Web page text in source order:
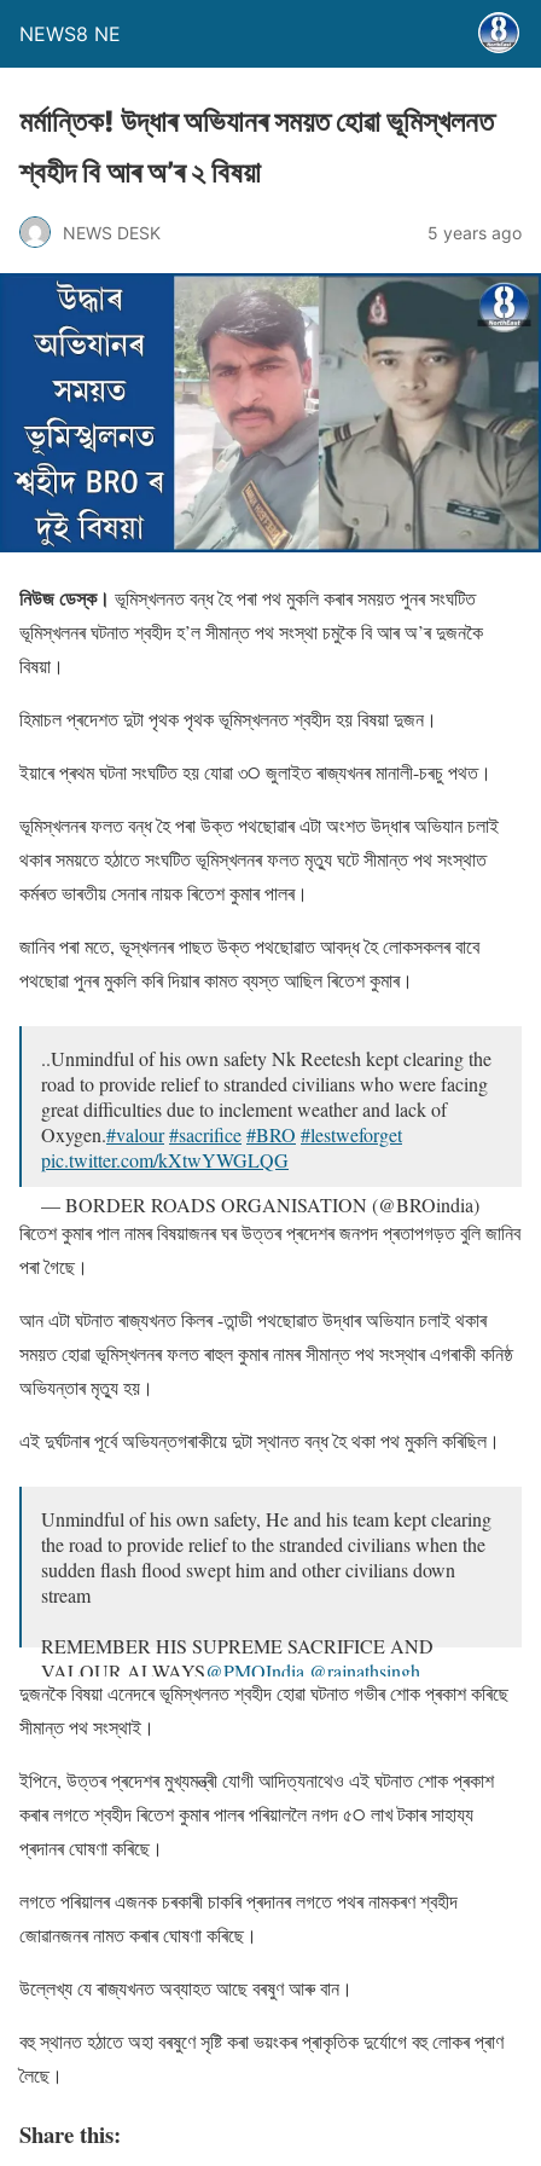
NEWS8 NE
মৰ্মান্তিক! উদ্ধাৰ অভিযানৰ সময়ত হােৱা ভূমিস্খলনত
শ্বহীদ বি আৰ অ’ৰ ২ বিষয়া
NEWS DESK 5 years ago
নিউজ ডেস্ক। ভূমিস্খলনত বন্ধ হৈ পৰা পথ মুকলি কৰাৰ সময়ত পুনৰ সংঘটিত
ভূমিস্খলনৰ ঘটনাত শ্বহীদ হ’ল সীমান্ত পথ সংস্থা চমুকৈ বি আৰ অ’ৰ দুজনকৈ
বিষয়া।
হিমাচল প্ৰদেশত দুটা পৃথক পৃথক ভূমিস্খলনত শ্বহীদ হয় বিষয়া দুজন।
ইয়াৰে প্ৰথম ঘটনা সংঘটিত হয় যােৱা ৩੦ জুলাইত ৰাজ্যখনৰ মানালী-চৰচু পথত।
ভূমিস্খলনৰ ফলত বন্ধ হৈ পৰা উক্ত পথছােৱাৰ এটা অংশত উদ্ধাৰ অভিযান চলাই
থকাৰ সময়তে হঠাতে সংঘটিত ভূমিস্খলনৰ ফলত মৃত্যু ঘটে সীমান্ত পথ সংস্থাত
কৰ্মৰত ভাৰতীয় সেনাৰ নায়ক ৰিতেশ কুমাৰ পালৰ।
জানিব পৰা মতে, ভূস্খলনৰ পাছত উক্ত পথছােৱাত আবদ্ধ হৈ লােকসকলৰ বাবে
পথছােৱা পুনৰ মুকলি কৰি দিয়াৰ কামত ব্যস্ত আছিল ৰিতেশ কুমাৰ।
..Unmindful of his own safety Nk Reetesh kept clearing the
road to provide relief to stranded civilians who were facing
great difficulties due to inclement weather and lack of
Oxygen.#valour#sacrifice#BRO #lestweforget
pic.twitter.com/kXtwYWGLQG
— BORDER ROADS ORGANISATION (@BROindia)
July 31, 2021
ৰিতেশ কুমাৰ পাল নামৰ বিষয়াজনৰ ঘৰ উত্তৰ প্ৰদেশৰ জনপদ প্ৰতাপগড়ত বুলি জানিব
পৰা গৈছে।
আন এটা ঘটনাত ৰাজ্যখনত কিলৰ -তান্ডী পথছােৱাত উদ্ধাৰ অভিযান চলাই থকাৰ
সময়ত হােৱা ভূমিস্খলনৰ ফলত ৰাহুল কুমাৰ নামৰ সীমান্ত পথ সংস্থাৰ এগৰাকী কনিষ্ঠ
অভিযন্তাৰ মৃত্যু হয়।
এই দুৰ্ঘটনাৰ পূৰ্বে অভিযন্তগৰাকীয়ে দুটা স্থানত বন্ধ হৈ থকা পথ মুকলি কৰিছিল।
Unmindful of his own safety, He and his team kept clearing
the road to provide relief to the stranded civilians when the
sudden flash flood swept him and other civilians down
stream
REMEMBER HIS SUPREME SACRIFICE AND
VALOUR ALWAYS@PMOIndia @rajnathsingh
@drajaykumar_ias
— BORDER ROADS ORGANISATION (@BROindia)
August 1, 2021
দুজনকৈ বিষয়া এনেদৰে ভূমিস্খলনত শ্বহীদ হােৱা ঘটনাত গভীৰ শােক প্ৰকাশ কৰিছে
সীমান্ত পথ সংস্থাই।
ইপিনে, উত্তৰ প্ৰদেশৰ মুখ্যমন্ত্ৰী যােগী আদিত্যনাথেও এই ঘটনাত শােক প্ৰকাশ
কৰাৰ লগতে শ্বহীদ ৰিতেশ কুমাৰ পালৰ পৰিয়াললৈ নগদ ৫੦ লাখ টকাৰ সাহায্য
প্ৰদানৰ ঘােষণা কৰিছে।
লগতে পৰিয়ালৰ এজনক চৰকাৰী চাকৰি প্ৰদানৰ লগতে পথৰ নামকৰণ শ্বহীদ
জােৱানজনৰ নামত কৰাৰ ঘােষণা কৰিছে।
উল্লেখ্য যে ৰাজ্যখনত অব্যাহত আছে বৰষুণ আৰু বান।
বহু স্থানত হঠাতে অহা বৰষুণে সৃষ্টি কৰা ভয়ংকৰ প্ৰাকৃতিক দুৰ্যোগে বহু লোকৰ প্ৰাণ
লৈছে।
Share this: